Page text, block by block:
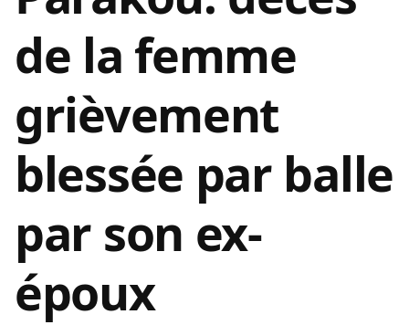
de la femme
grièvement
blessée par balle
par son ex-
époux